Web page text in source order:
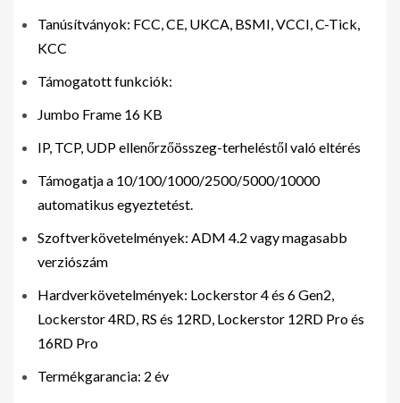
Tanúsítványok: FCC, CE, UKCA, BSMI, VCCI, C-Tick,
KCC
Támogatott funkciók:
Jumbo Frame 16 KB
IP, TCP, UDP ellenőrzőösszeg-terheléstől való eltérés
Támogatja a 10/100/1000/2500/5000/10000
automatikus egyeztetést.
Szoftverkövetelmények: ADM 4.2 vagy magasabb
verziószám
Hardverkövetelmények: Lockerstor 4 és 6 Gen2,
Lockerstor 4RD, RS és 12RD, Lockerstor 12RD Pro és
16RD Pro
Termékgarancia: 2 év